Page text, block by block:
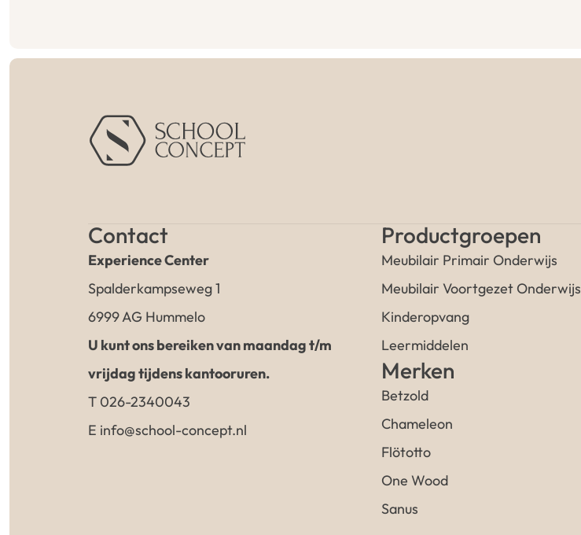
Contact
Experience Center
Spalderkampseweg 1
6999 AG Hummelo
U kunt ons bereiken van maandag t/m
vrijdag tijdens kantooruren.
T 026-2340043
E info@school-concept.nl
Productgroepen
Meubilair Primair Onderwijs
Meubilair Voortgezet Onderwijs
Kinderopvang
Leermiddelen
Merken
Betzold
Chameleon
Flötotto
One Wood
Sanus